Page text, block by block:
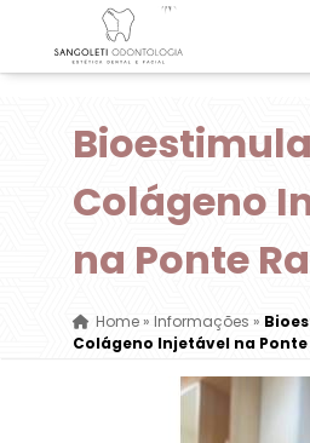
Colágeno
na Ponte
Home» Informações »
Colágeno Injetável na Ponte